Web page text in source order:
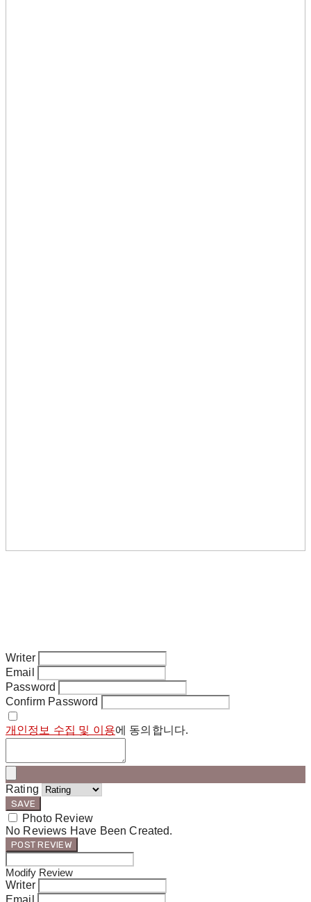
Writer
Email
Password
Confirm Password
개인정보 수집 및 이용에 동의합니다.
Rating
SAVE
Photo Review
No Reviews Have Been Created.
POST REVIEW
Modify Review
Writer